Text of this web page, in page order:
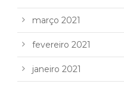
março 2021
fevereiro 2021
janeiro 2021